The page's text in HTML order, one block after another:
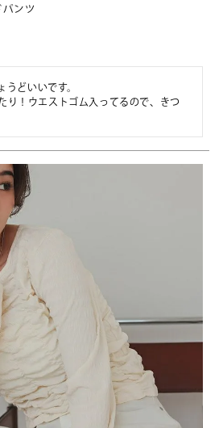
ンツ
うどいいです。
り！ウエストゴム入ってるので、きつ